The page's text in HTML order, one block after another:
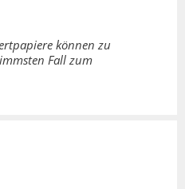
können zu
Fall zum